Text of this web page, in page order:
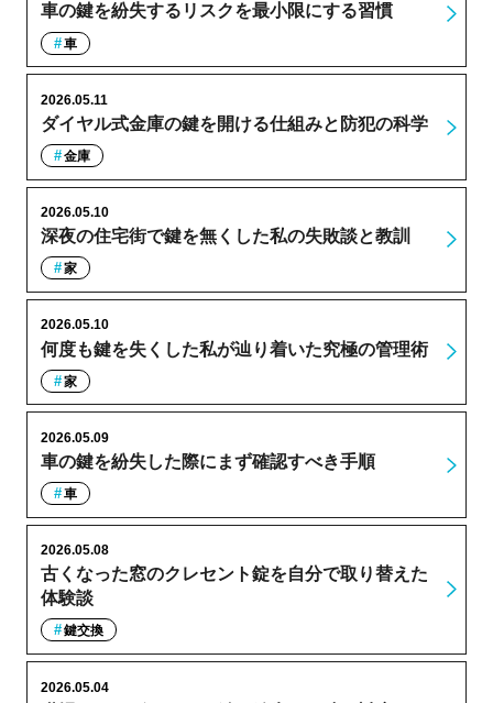
車の鍵を紛失するリスクを最小限にする習慣
車
ダイヤル式金庫の鍵を開ける仕組みと防犯の科学
2026.05.11
金庫
深夜の住宅街で鍵を無くした私の失敗談と教訓
2026.05.10
家
何度も鍵を失くした私が辿り着いた究極の管理術
2026.05.10
家
車の鍵を紛失した際にまず確認すべき手順
2026.05.09
車
古くなった窓のクレセント錠を自分で取り替えた
体験談
2026.05.08
鍵交換
2026.05.04